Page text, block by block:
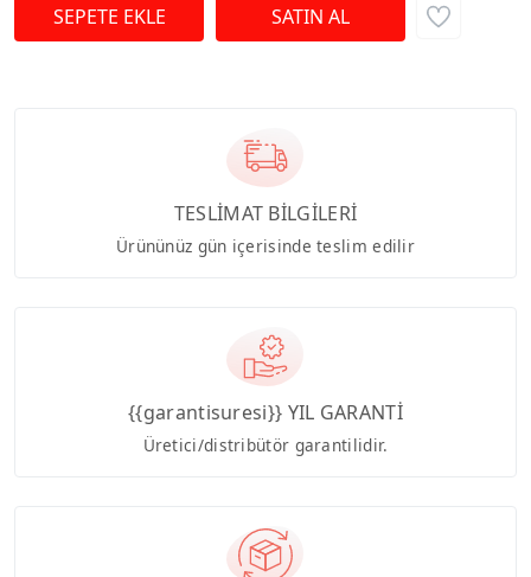
TESLİMAT BİLGİLERİ
Ürününüz gün içerisinde teslim edilir
{{garantisuresi}} YIL GARANTİ
Üretici/distribütör garantilidir.